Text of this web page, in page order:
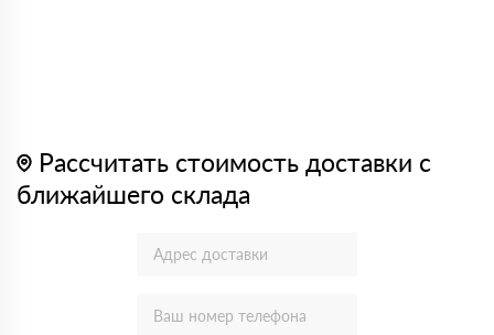
Рассчитать стоимость доставки с
ближайшего склада